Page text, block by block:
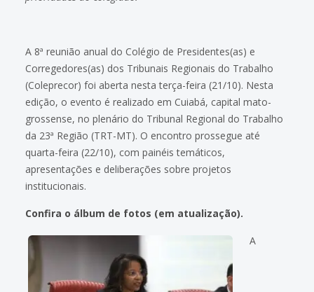
A 8ª reunião anual do Colégio de Presidentes(as) e
Corregedores(as) dos Tribunais Regionais do Trabalho
(Coleprecor) foi aberta nesta terça-feira (21/10). Nesta
edição, o evento é realizado em Cuiabá, capital mato-
grossense, no plenário do Tribunal Regional do Trabalho
da 23ª Região (TRT-MT). O encontro prossegue até
quarta-feira (22/10), com painéis temáticos,
apresentações e deliberações sobre projetos
institucionais.
Confira o álbum de fotos (em atualização).
A